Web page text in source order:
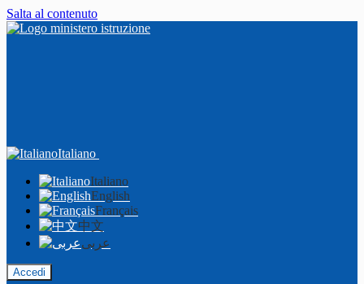
Salta al contenuto
Italiano
Italiano
English
Français
中文
عربى
Accedi